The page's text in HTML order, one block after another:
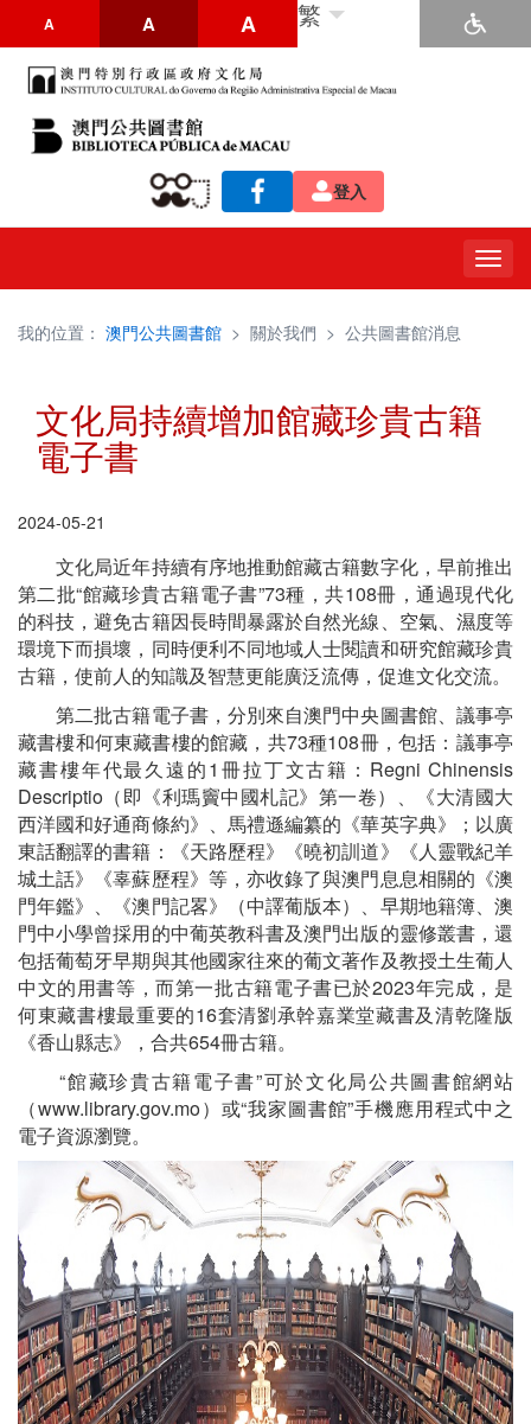
A A A 繁
登入
我的位置： 澳門公共圖書館 > 關於我們 > 公共圖書館消息
文化局持續增加館藏珍貴古籍
電子書
2024-05-21
文化局近年持續有序地推動館藏古籍數字化，早前推出
第二批“館藏珍貴古籍電子書”73種，共108冊，通過現代化
的科技，避免古籍因長時間暴露於自然光線、空氣、濕度等
環境下而損壞，同時便利不同地域人士閱讀和研究館藏珍貴
古籍，使前人的知識及智慧更能廣泛流傳，促進文化交流。
第二批古籍電子書，分別來自澳門中央圖書館、議事亭
藏書樓和何東藏書樓的館藏，共73種108冊，包括：議事亭
藏書樓年代最久遠的1冊拉丁文古籍：Regni Chinensis
Descriptio（即《利瑪竇中國札記》第一卷）、《大清國大
西洋國和好通商條約》、馬禮遜編纂的《華英字典》；以廣
東話翻譯的書籍：《天路歷程》《曉初訓道》《人靈戰紀羊
城土話》《辜蘇歷程》等，亦收錄了與澳門息息相關的《澳
門年鑑》、《澳門記畧》（中譯葡版本）、早期地籍簿、澳
門中小學曾採用的中葡英教科書及澳門出版的靈修叢書，還
包括葡萄牙早期與其他國家往來的葡文著作及教授土生葡人
中文的用書等，而第一批古籍電子書已於2023年完成，是
何東藏書樓最重要的16套清劉承幹嘉業堂藏書及清乾隆版
《香山縣志》，合共654冊古籍。
“館藏珍貴古籍電子書”可於文化局公共圖書館網站
（www.library.gov.mo）或“我家圖書館”手機應用程式中之
電子資源瀏覽。